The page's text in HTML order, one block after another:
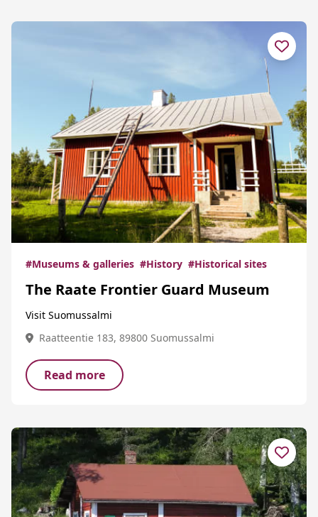
#Museums & galleries #History #Historical sites
The Raate Frontier Guard Museum
Visit Suomussalmi
Raatteentie 183, 89800 Suomussalmi
Read more